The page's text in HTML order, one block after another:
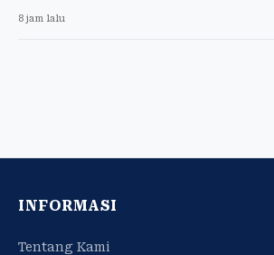
8 jam lalu
INFORMASI
Tentang Kami